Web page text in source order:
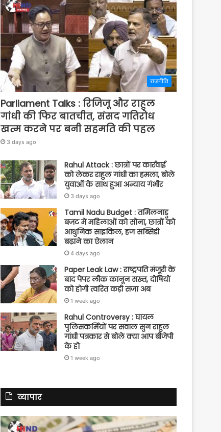
राजनीति
Parliament Talks : रिजिजू और राहुल
गांधी की फिर बातचीत, संसद गतिरोध
खत्म करने पर बनी सहमति की पहल
3 days ago
Rahul Attack : छात्रों पर कार्रवाई
को लेकर राहुल गांधी का हमला, बोले
युवाओं के साथ हुआ अन्याय गंभीर
3 days ago
Tamil Nadu Budget : तमिलनाडु
बजट में महिलाओं को सोना, छात्रों को
आधुनिक साइकिल, हज सब्सिडी
बढ़ाने का ऐलान
4 days ago
Paper Leak Law : राष्ट्रपति मंजूरी के
बाद पेपर लीक कानून सख्त, दोषियों
को होगी त्वरित कड़ी सजा अब
1 week ago
Rahul Controversy : घायल
पुलिसकर्मियों पर सवाल सुन राहुल
गांधी पत्रकार से बोले क्या आप बीजेपी
के हो
1 week ago
व्यापार